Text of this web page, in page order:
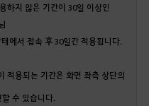
하지 않은 기간이 30일 이상인
에서 접속 후 30일간 적용됩니다.
적용되는 기간은 화면 좌측 상단의
수 있습니다.